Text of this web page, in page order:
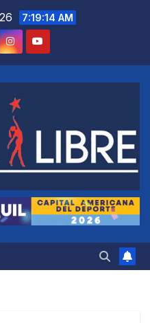
7:19:15 AM